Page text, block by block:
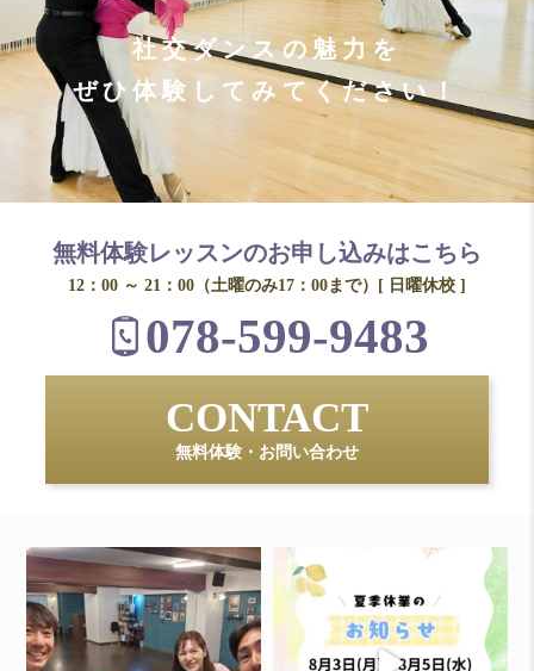
社交ダンスの魅力を
ぜひ体験してみてください！
無料体験レッスンのお申し込みはこちら
12：00 ～ 21：00（土曜のみ17：00まで）[ 日曜休校 ]
078-599-9483
CONTACT
無料体験・お問い合わせ